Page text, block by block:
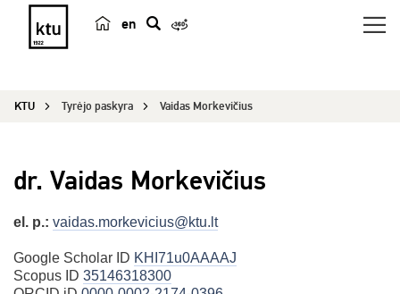
en
e
a
KTU Tyrėjo paskyra Vaidas Morkevičius
dr. Vaidas Morkevičius
el. p.: vaidas.morkevicius@ktu.lt
Google Scholar ID KHI71u0AAAAJ
Scopus ID 35146318300